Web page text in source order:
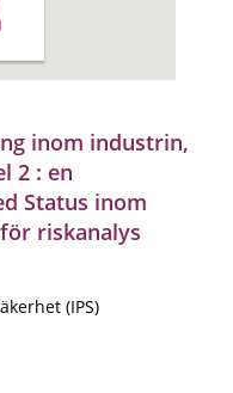
inom industrin,
2 : en
Status inom
riskanalys
(IPS)